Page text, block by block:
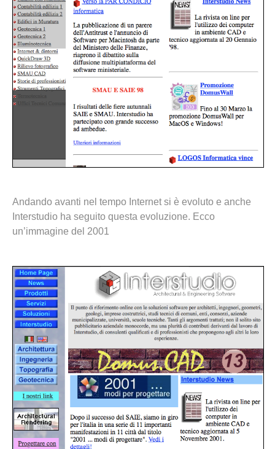
Andando avanti nel tempo Internet si è evoluto e anche
Interstudio ha seguito questa evoluzione. Ecco
un’immagine del 2001